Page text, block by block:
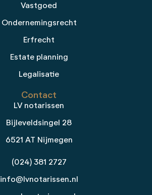
Vastgoed
Ondernemingsrecht
Erfrecht
Estate planning
Legalisatie
Contact
LV notarissen
Bijleveldsingel 28
6521 AT Nijmegen
(024) 381 2727
info@lvnotarissen.nl